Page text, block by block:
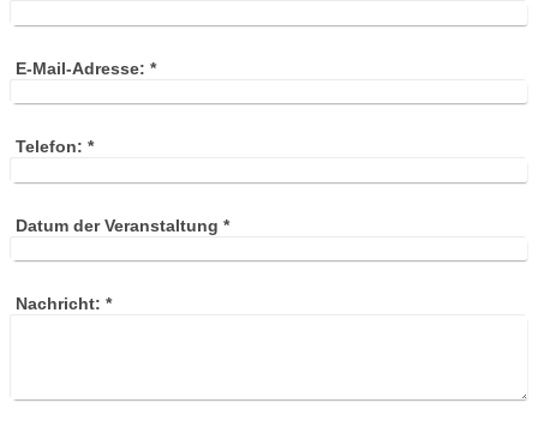
E-Mail-Adresse: *
Telefon: *
Datum der Veranstaltung *
Nachricht: *